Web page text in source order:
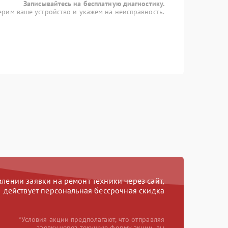
Записывайтесь на бесплатную диагностику.
ваше устройство и укажем на неисправность.
заявки на ремонт техники через сайт,
действует персональная бессрочная скидка
*Условия акции предполагают, что отправляя